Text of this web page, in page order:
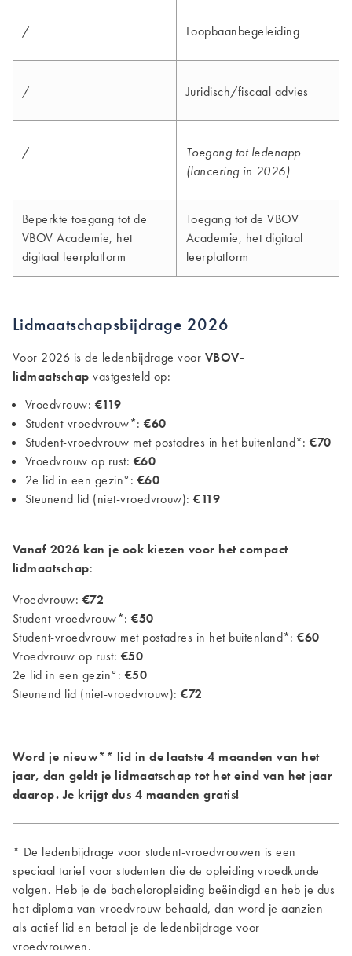
/ Loopbaanbegeleiding
/ Juridisch/fiscaal advies
/
Toegang tot ledenapp
(lancering in 2026)
Beperkte toegang tot de
VBOV Academie, het
digitaal leerplatform
Toegang tot de VBOV
Academie, het digitaal
leerplatform
Lidmaatschapsbijdrage 2026
Voor 2026 is de ledenbijdrage voor VBOV-
lidmaatschap vastgesteld op:
Vroedvrouw: €119
Student-vroedvrouw*:€60
Student-vroedvrouw met postadres in het buitenland*:€70
Vroedvrouw op rust: €60
2e lid in een gezin°: €60
Steunend lid (niet-vroedvrouw):€119
Vanaf 2026 kan je ook kiezen voor het compact
lidmaatschap:
Vroedvrouw: €72
Student-vroedvrouw*:€50
Student-vroedvrouw met postadres in het buitenland*:€60
Vroedvrouw op rust: €50
2e lid in een gezin°: €50
Steunend lid (niet-vroedvrouw):€72
Word je nieuw** lid in de laatste 4 maanden van het
jaar, dan geldt je lidmaatschap tot het eind van het jaar
daarop. Je krijgt dus 4 maanden gratis!
* De ledenbijdrage voor student-vroedvrouwen is een
speciaal tarief voor studenten die de opleiding vroedkunde
volgen. Heb je de bacheloropleiding beëindigd en heb je dus
het diploma van vroedvrouw behaald, dan word je aanzien
als actief lid en betaal je de ledenbijdrage voor
vroedvrouwen.